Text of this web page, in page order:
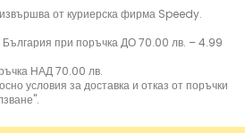
от куриерска фирма Speedy.
България при поръчка ДО 70.00 лв. – 4.99
НАД 70.00 лв.
условия за доставка и отказ от поръчки